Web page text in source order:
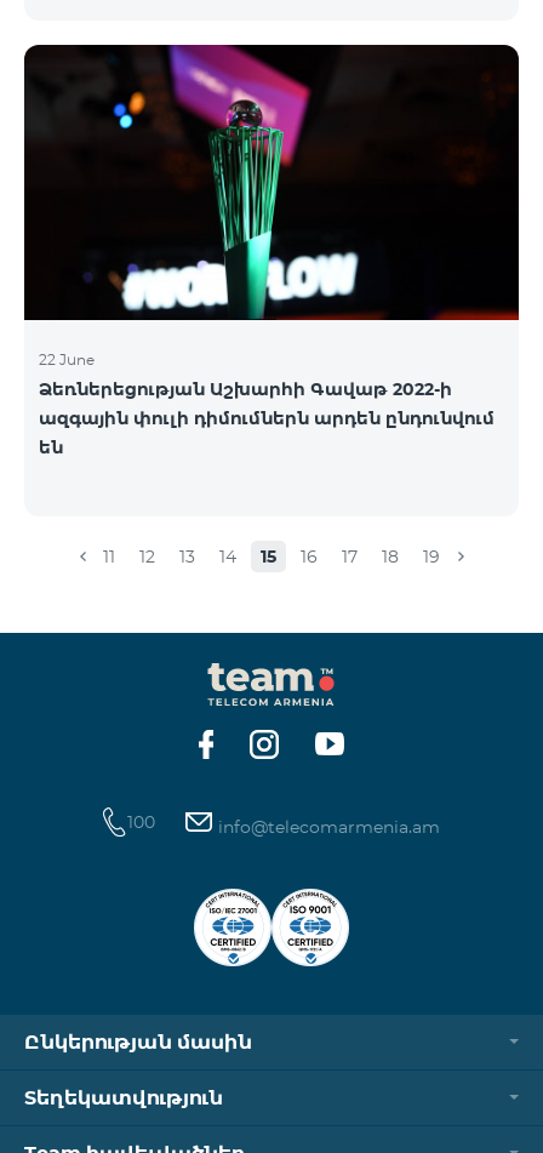
22 June
Ձեռներեցության Աշխարհի Գավաթ 2022-ի
ազգային փուլի դիմումներն արդեն ընդունվում
են
11 12 13 14 15 16 17 18 19
100 info@telecomarmenia.am
Ընկերության մասին
Տեղեկատվություն